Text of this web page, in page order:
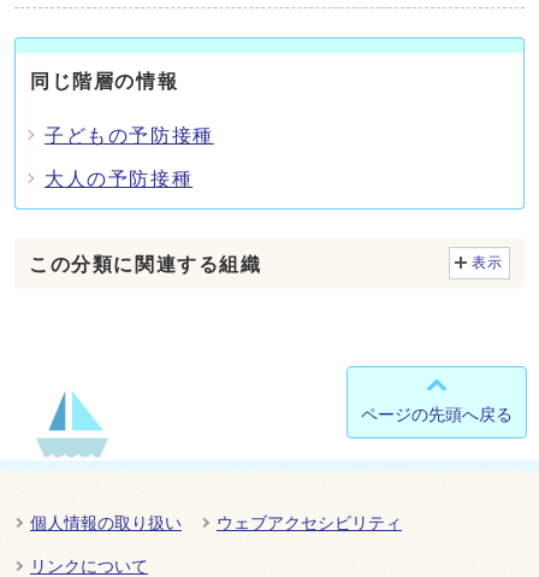
同じ階層の情報
子どもの予防接種
大人の予防接種
この分類に関連する組織 表示
ページの先頭へ戻る
個人情報の取り扱い ウェブアクセシビリティ
リンクについて